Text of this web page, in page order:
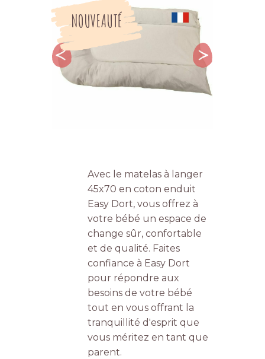
NOUVEAUTÉ
Avec le matelas à langer
45x70 en coton enduit
Easy Dort, vous offrez à
votre bébé un espace de
change sûr, confortable
et de qualité. Faites
confiance à Easy Dort
pour répondre aux
besoins de votre bébé
tout en vous offrant la
tranquillité d'esprit que
vous méritez en tant que
parent.